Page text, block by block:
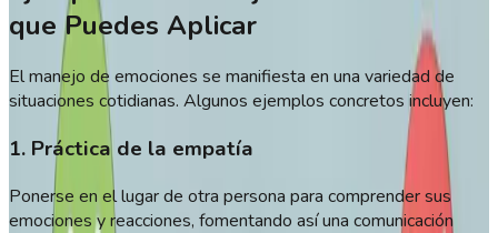
que Puedes Aplicar
El manejo de emociones se manifiesta en una variedad de
situaciones cotidianas. Algunos ejemplos concretos incluyen:
1. Práctica de la empatía
Ponerse en el lugar de otra persona para comprender sus
emociones y reacciones, fomentando así una comunicación